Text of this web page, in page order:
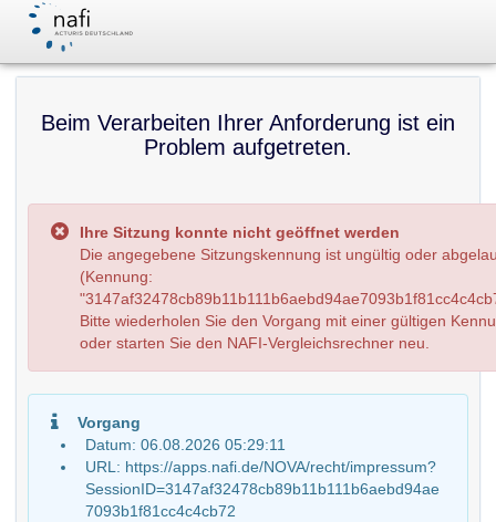
Beim Verarbeiten Ihrer Anforderung ist ein
Problem aufgetreten.
Ihre Sitzung konnte nicht geöffnet werden
Die angegebene Sitzungskennung ist ungültig oder
(Kennung:
Bitte wiederholen Sie den Vorgang mit einer gültigen
oder starten Sie den NAFI-Vergleichsrechner neu.
Vorgang
Datum: 06.08.2026 05:29:11
URL: https://apps.nafi.de/NOVA/recht/impressum?
SessionID=3147af32478cb89b11b111b6aebd94ae
7093b1f81cc4c4cb72